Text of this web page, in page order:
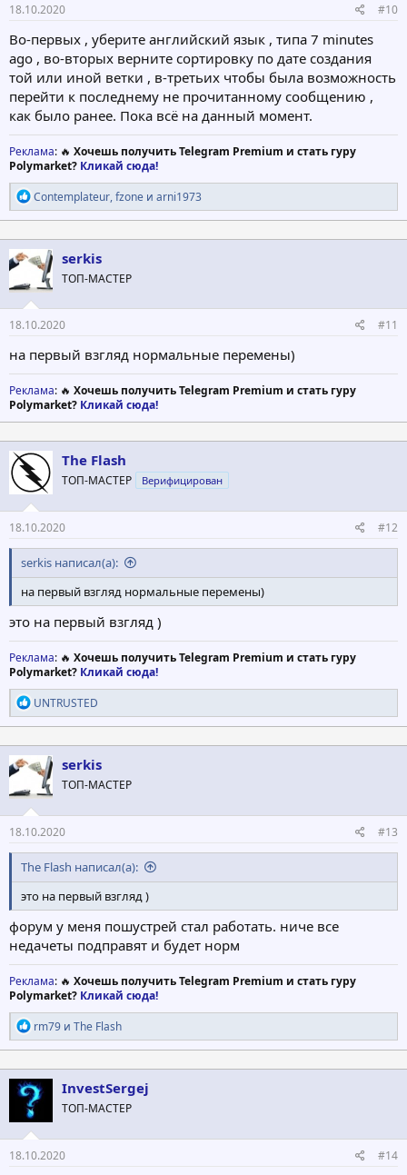
18.10.2020 #10
Во-первых , уберите английский язык , типа 7 minutes
ago , во-вторых верните сортировку по дате создания
той или иной ветки , в-третьих чтобы была возможность
перейти к последнему не прочитанному сообщению ,
как было ранее. Пока всё на данный момент.
Реклама: 🔥 Хочешь получить Telegram Premium и стать гуру
Polymarket? Кликай сюда!
Р
е
а
к
ц
и
:
Contemplateur,fzone и arni1973
serkis
ТОП-МАСТЕР
18.10.2020 #11
на первый взгляд нормальные перемены)
Реклама: 🔥 Хочешь получить Telegram Premium и стать гуру
Polymarket? Кликай сюда!
The Flash
ТОП-МАСТЕР Верифицирован
18.10.2020 #12
serkis написал(а):
на первый взгляд нормальные перемены)
это на первый взгляд )
Реклама: 🔥 Хочешь получить Telegram Premium и стать гуру
Polymarket? Кликай сюда!
Р
е
а
к
ц
и
:
UNTRUSTED
serkis
ТОП-МАСТЕР
18.10.2020 #13
The Flash написал(а):
это на первый взгляд )
форум у меня пошустрей стал работать. ниче все
недачеты подправят и будет норм
Реклама: 🔥 Хочешь получить Telegram Premium и стать гуру
Polymarket? Кликай сюда!
Р
е
а
к
ц
и
и
:
rm79 и The Flash
InvestSergej
ТОП-МАСТЕР
18.10.2020 #14